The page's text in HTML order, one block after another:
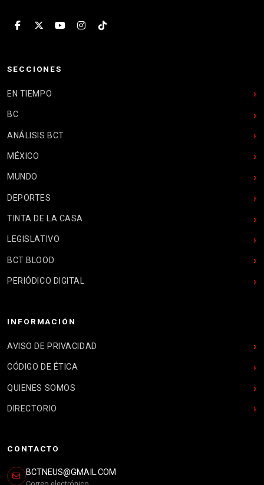
SECCIONES
EN TIEMPO
BC
ANÁLISIS BCT
MÉXICO
MUNDO
DEPORTES
TINTA DE LA CASA
LEGISLATIVO
BCT BLOOD
PERIÓDICO DIGITAL
INFORMACIÓN
AVISO DE PRIVACIDAD
CÓDIGO DE ÉTICA
QUIENES SOMOS
DIRECTORIO
CONTACTO
BCTNEUS@GMAIL.COM